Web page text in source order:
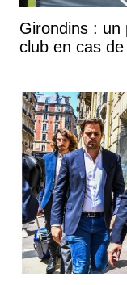
Girondins : un
club en cas